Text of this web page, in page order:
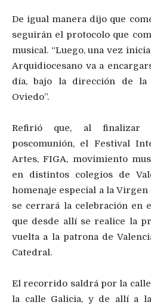
De igual manera dijo que
seguirán el protocolo que
musical. “Luego, una vez
Arquidiocesano va a
día, bajo la dirección de la
Oviedo”.
Refirió que, al
poscomunión, el Festival
Artes, FIGA, movimiento
en distintos colegios de
homenaje especial a la
se cerrará la celebración en
que desde allí se realice la
vuelta a la patrona de
Catedral.
El recorrido saldrá por la
la calle Galicia, y de allí a